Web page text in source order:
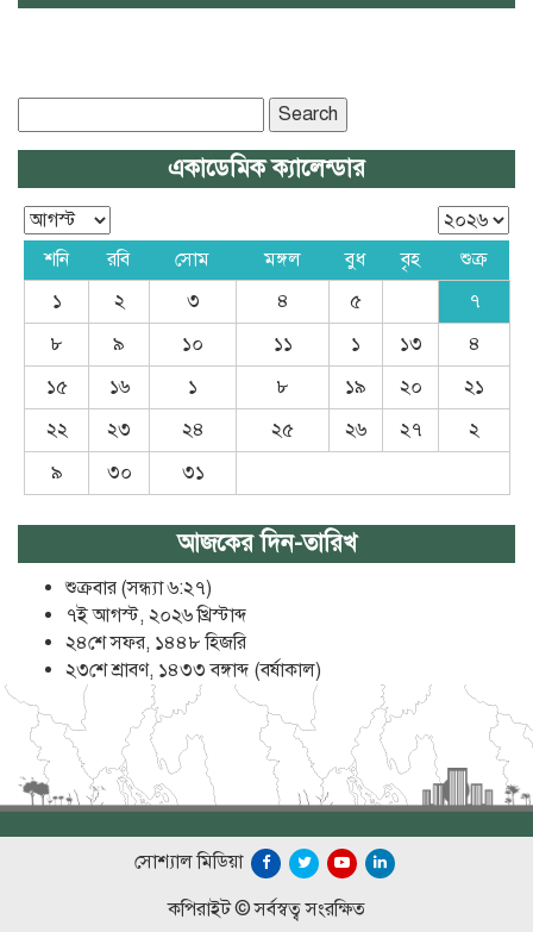
for:
একাডেমিক ক্যালেন্ডার
শনি রবি সোম মঙ্গল বুধ বৃহ
শুক্র
১
২ ৩ ৪ ৫
৭
৮
৯ ১০ ১১ ১ ১৩
৪
১৫
১৬ ১ ৮ ১৯ ২০
২১
২২
২৩ ২৪ ২৫ ২৬ ২৭
২
৯
৩০ ৩১
আজকের দিন-তারিখ
শুক্রবার (সন্ধ্যা ৬:২৭)
৭ই আগস্ট, ২০২৬ খ্রিস্টাব্দ
২৪শে সফর, ১৪৪৮ হিজরি
২৩শে শ্রাবণ, ১৪৩৩ বঙ্গাব্দ (বর্ষাকাল)
সোশ্যাল মিডিয়া
কপিরাইট © সর্বস্বত্ব সংরক্ষিত